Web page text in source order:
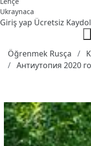
Ukraynaca
Giriş yap Ücretsiz Kaydol
Öğrenmek Rusça
Антиутопия 2020